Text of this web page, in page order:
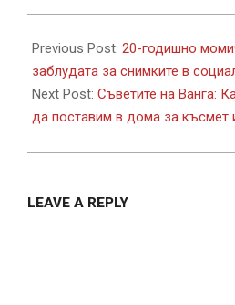
08-
07
Previous Post: 20-годишно
заблудата за снимките в
Next Post: Съветите на Ванга:
да поставим в дома за късмет
LEAVE A REPLY